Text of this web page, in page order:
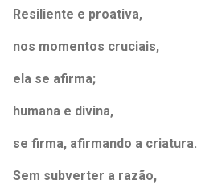
Resiliente e proativa,
nos momentos cruciais,
ela se afirma;
humana e divina,
se firma, afirmando a criatura.
Sem subverter a razão,